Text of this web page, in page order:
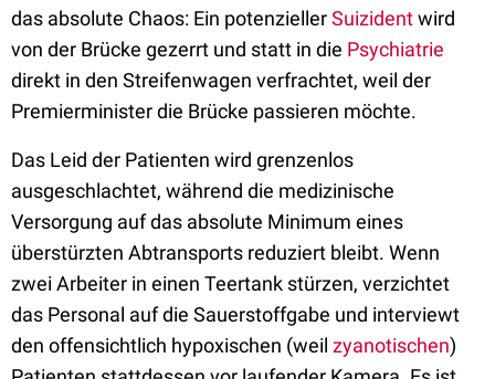
das absolute Chaos: Ein potenziellerSuizidentwird
von der Brücke gezerrt und statt in die Psychiatrie
direkt in den Streifenwagen verfrachtet, weil der
Premierminister die Brücke passieren möchte.
Das Leid der Patienten wird grenzenlos
ausgeschlachtet, während die medizinische
Versorgung auf das absolute Minimum eines
überstürzten Abtransports reduziert bleibt. Wenn
zwei Arbeiter in einen Teertank stürzen, verzichtet
das Personal auf die Sauerstoffgabe und interviewt
den offensichtlich hypoxischen (weil zyanotischen)